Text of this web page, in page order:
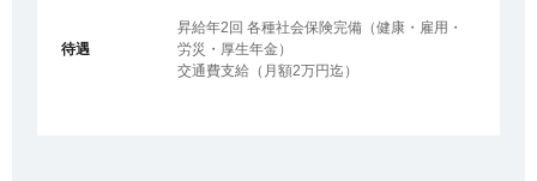
待遇
昇給年2回 各種社会保険完備（健康・雇用・
労災・厚生年金）
交通費支給（月額2万円迄）